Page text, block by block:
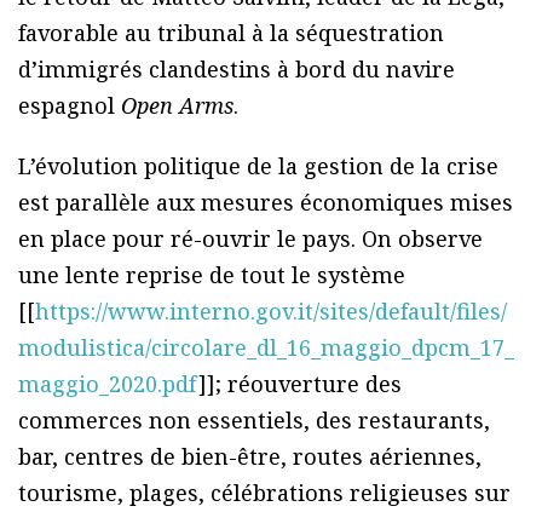
favorable au tribunal à la séquestration
d’immigrés clandestins à bord du navire
espagnol Open Arms.
L’évolution politique de la gestion de la crise
est parallèle aux mesures économiques mises
en place pour ré-ouvrir le pays. On observe
une lente reprise de tout le système
[[https://www.interno.gov.it/sites/default/files/
modulistica/circolare_dl_16_maggio_dpcm_17_
maggio_2020.pdf]]; réouverture des
commerces non essentiels, des restaurants,
bar, centres de bien-être, routes aériennes,
tourisme, plages, célébrations religieuses sur